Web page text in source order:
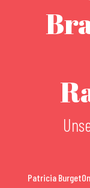
Patricia Burget